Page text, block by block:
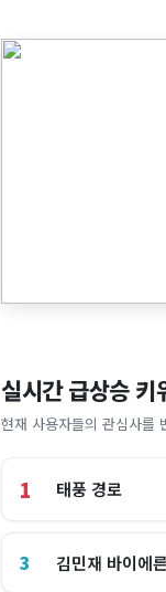
실시간 급상승 키
현재 사용자들의 관심사를
1 태풍 경로
3 김민재 바이에